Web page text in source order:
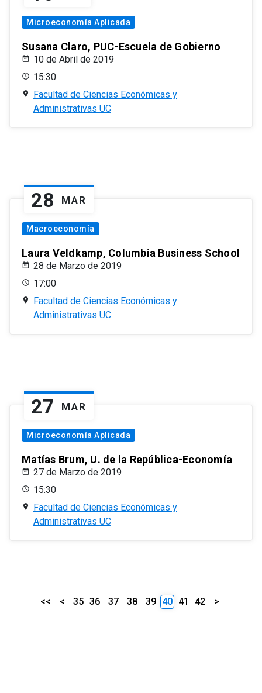
Microeconomía Aplicada
Susana Claro, PUC-Escuela de Gobierno
10 de Abril de 2019
15:30
Facultad de Ciencias Económicas y
Administrativas UC
28 MAR
Macroeconomía
Laura Veldkamp, Columbia Business School
28 de Marzo de 2019
17:00
Facultad de Ciencias Económicas y
Administrativas UC
27 MAR
Microeconomía Aplicada
Matías Brum, U. de la República-Economía
27 de Marzo de 2019
15:30
Facultad de Ciencias Económicas y
Administrativas UC
<< < 35 36 37 38 39 40 41 42 >